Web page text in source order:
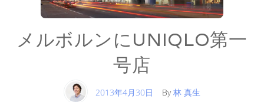
メルボルンにUNIQLO第一
号店
2013年4月30日 By林 真生